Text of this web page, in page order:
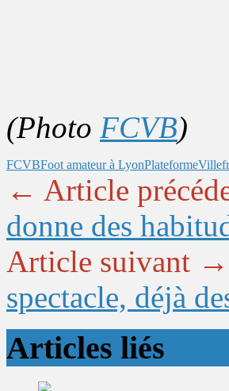
(Photo FCVB)
FCVBFoot amateur à LyonPlateforme
← Article
donne des
Article suivant →
spectacle, déjà
Articles liés